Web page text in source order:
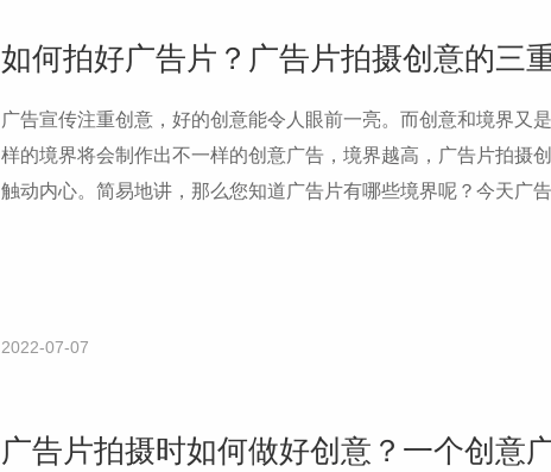
如何拍好广告片？广告片拍摄创意的三
广告宣传注重创意，好的创意能令人眼前一亮。而创意和境界又
样的境界将会制作出不一样的创意广告，境界越高，广告片拍摄
触动内心。简易地讲，那么您知道广告片有哪些境界呢？今天广
2022-07-07
广告片拍摄时如何做好创意？一个创意